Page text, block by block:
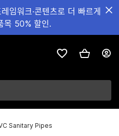
임워크·콘텐츠로 더 빠르게
50% 할인.
Sanitary Pipes